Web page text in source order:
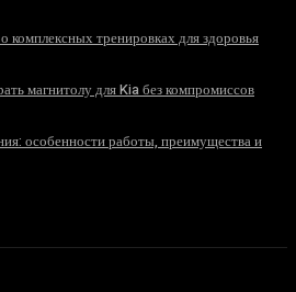
тренировках для здоровья
магнитолу для Kia без компромиссов
особенности работы, преимущества и